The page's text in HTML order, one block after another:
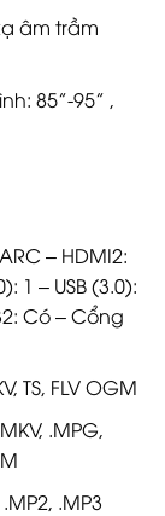
âm trầm
85”-95” ,
– HDMI2:
1 – USB (3.0):
Có – Cổng
TS, FLV OGM
.MPG,
.MP3